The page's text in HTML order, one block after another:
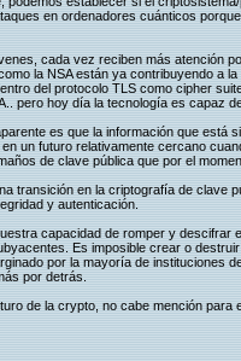
en ordenadores cuánticos
cada vez reciben más atención
la NSA están ya contribuyendo a
del protocolo TLS como cipher
pero hoy día la tecnología es capaz
es que la información que está
un futuro relativamente cercano
de clave pública que por el
transición en la criptografía de clave
y autenticación.
capacidad de romper y descifrar
Es imposible crear o
por la mayoría de instituciones
por detrás.
de la crypto, no cabe mención